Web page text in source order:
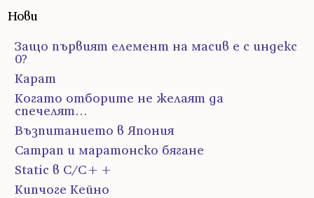
Нови
Защо първият елемент на масив е с индекс
0?
Карат
Когато отборите не желаят да
спечелят…
Възпитанието в Япония
Сатрап и маратонско бягане
Static в C/C++
Кипчоге Кейно